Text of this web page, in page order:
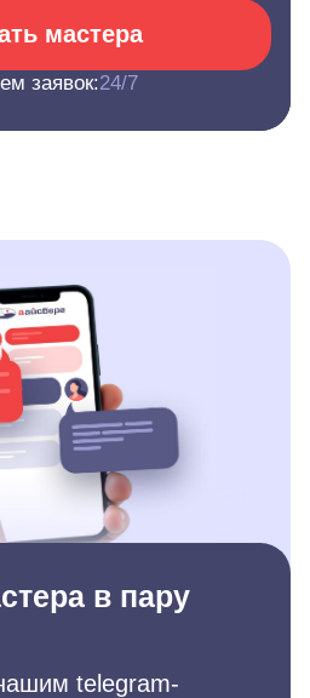
мастера
заявок:24/7
в пару
telegram-